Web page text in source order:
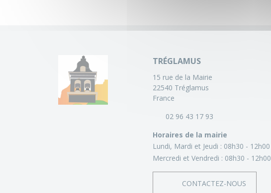
TRÉGLAMUS
15 rue de la Mairie
22540 Tréglamus
France
02 96 43 17 93
Horaires de la mairie
Lundi, Mardi et Jeudi : 08h30 - 12h00
Mercredi et Vendredi : 08h30 - 12h00
CONTACTEZ-NOUS